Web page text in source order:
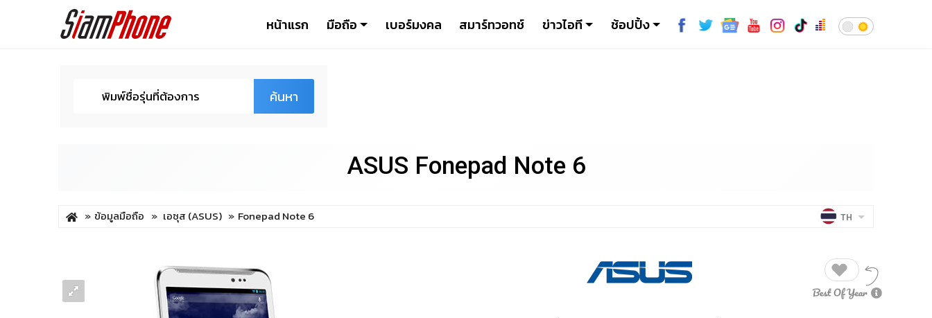
หน้าแรก มือถือ เบอร์มงคล สมาร์ทวอทช์ ข่าวไอที ช้อปปิ้ง
ค้นหา
ASUS Fonepad Note 6
ข้อมูลมือถือ เอซุส (ASUS) Fonepad Note 6 TH